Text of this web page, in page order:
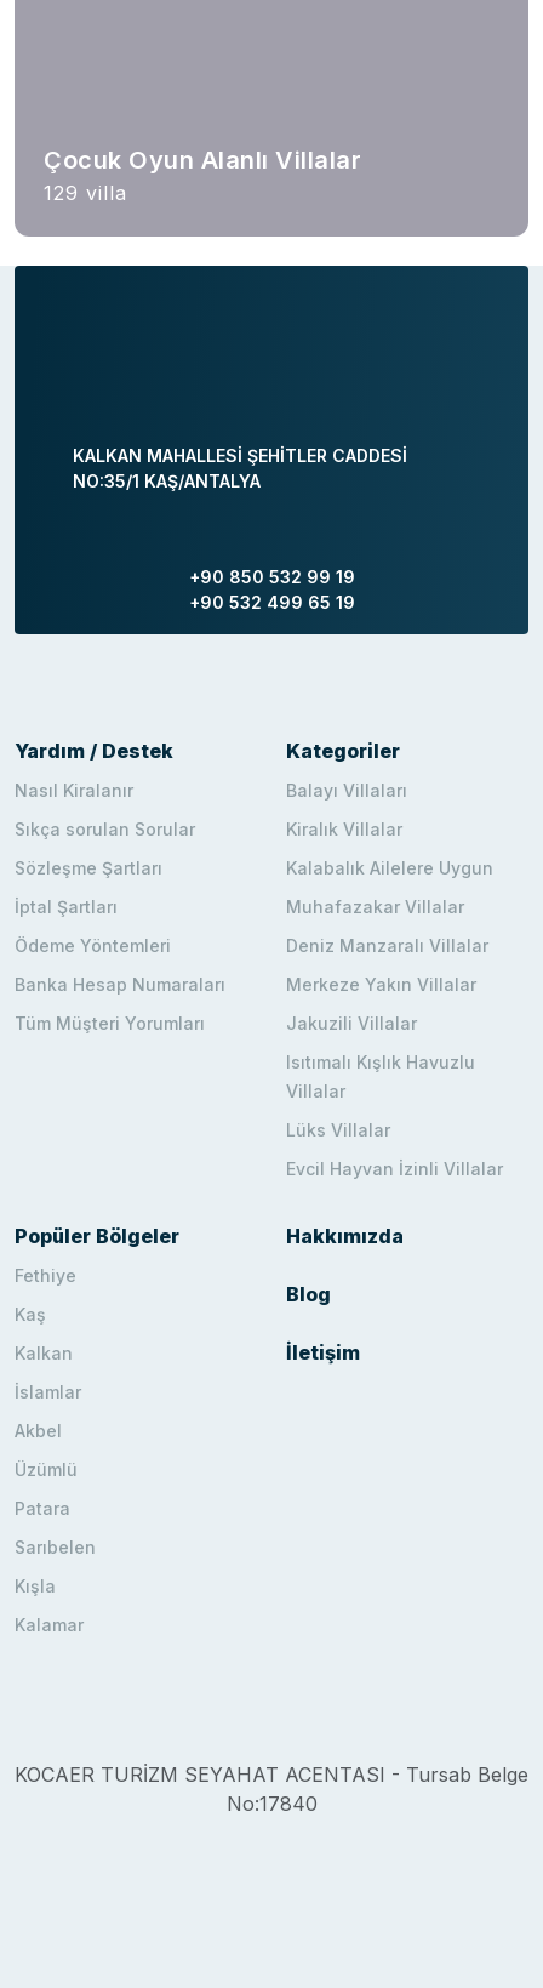
Çocuk Oyun Alanlı Villalar
129 villa
KALKAN MAHALLESİ ŞEHİTLER CADDESİ
NO:35/1 KAŞ/ANTALYA
+90 850 532 99 19
+90 532 499 65 19
Yardım / Destek
Nasıl Kiralanır
Sıkça sorulan Sorular
Sözleşme Şartları
İptal Şartları
Ödeme Yöntemleri
Banka Hesap Numaraları
Tüm Müşteri Yorumları
Kategoriler
Balayı Villaları
Kiralık Villalar
Kalabalık Ailelere Uygun
Muhafazakar Villalar
Deniz Manzaralı Villalar
Merkeze Yakın Villalar
Jakuzili Villalar
Isıtımalı Kışlık Havuzlu
Villalar
Lüks Villalar
Evcil Hayvan İzinli Villalar
Popüler Bölgeler
Fethiye
Kaş
Kalkan
İslamlar
Akbel
Üzümlü
Patara
Sarıbelen
Kışla
Kalamar
Hakkımızda
Blog
İletişim
KOCAER TURİZM SEYAHAT ACENTASI - Tursab Belge
No:17840